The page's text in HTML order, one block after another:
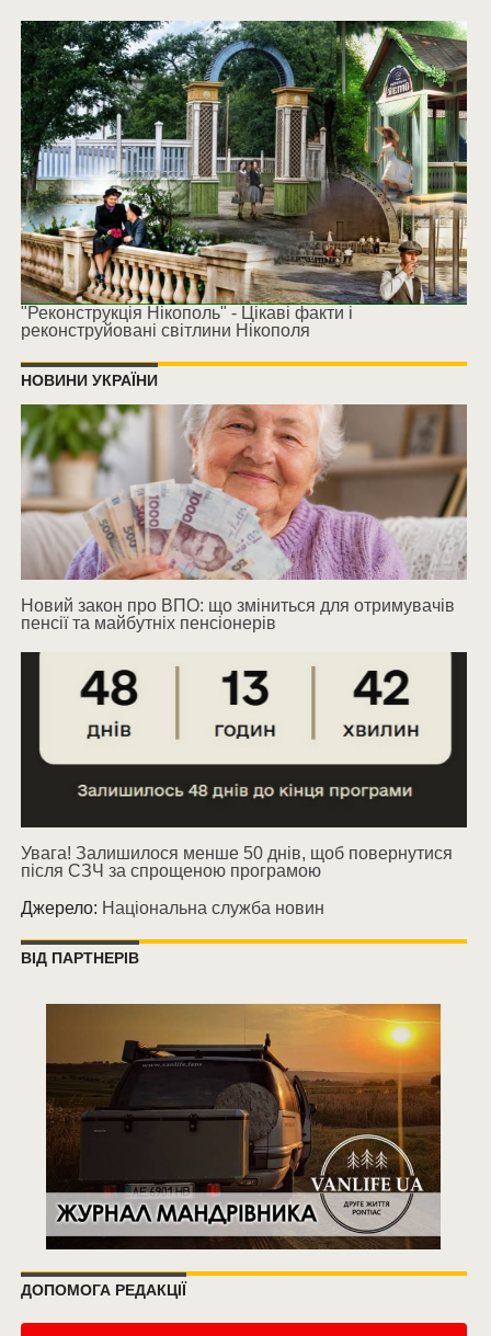
"Реконструкція Нікополь" - Цікаві факти і
реконструйовані світлини Нікополя
НОВИНИ УКРАЇНИ
Новий закон про ВПО: що зміниться для отримувачів
пенсії та майбутніх пенсіонерів
Увага! Залишилося менше 50 днів, щоб повернутися
після СЗЧ за спрощеною програмою
Джерело: Національна служба новин
ВІД ПАРТНЕРІВ
ДОПОМОГА РЕДАКЦІЇ